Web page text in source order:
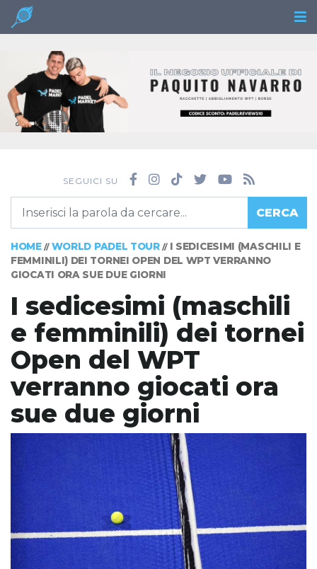
SEGUICI SU
CERCA
HOME// WORLD PADEL TOUR// I SEDICESIMI (MASCHILI E
FEMMINILI) DEI TORNEI OPEN DEL WPT VERRANNO
GIOCATI ORA SUE DUE GIORNI
I sedicesimi (maschili
e femminili) dei tornei
Open del WPT
verranno giocati ora
sue due giorni